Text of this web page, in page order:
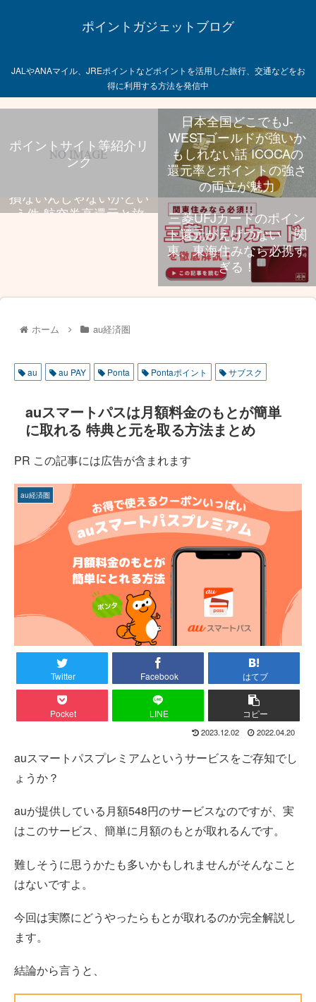
ポイントガジェットブログ
JALやANAマイル、JREポイントなどポイントを活用した旅行、交通などをお
得に利用する方法を発信中
ポイントサイト等紹介リ
ンク
日本全国どこでもJ-
WESTゴールドが強いか
もしれない話 ICOCAの
還元率とポイントの強さ
の両立が魅力
飛行機乗る旅行好きなら
損ないんじゃないかとい
う件 航空券高還元と旅
三菱UFJカードのポイン
ト還元がえげつない 関
東、東海住みなら必携す
ぎる！
ホーム au経済圏
au au PAY Ponta Pontaポイント サブスク
auスマートパスは月額料金のもとが簡単
に取れる 特典と元を取る方法まとめ
PR この記事には広告が含まれます
au経済圏
Twitter Facebook はてブ
Pocket LINE コピー
2023.12.02 2022.04.20
auスマートパスプレミアムというサービスをご存知でし
ょうか？
auが提供している月額548円のサービスなのですが、実
はこのサービス、簡単に月額のもとが取れるんです。
難しそうに思うかたも多いかもしれませんがそんなこと
はないですよ。
今回は実際にどうやったらもとが取れるのか完全解説し
ます。
結論から言うと、